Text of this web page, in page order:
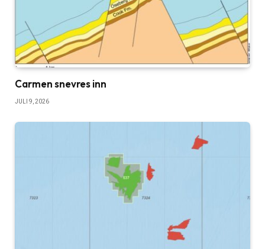
Carmen snevres inn
JULI 9, 2026